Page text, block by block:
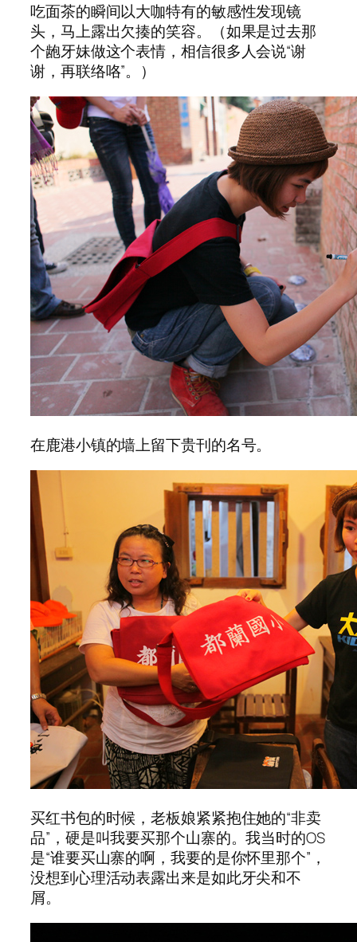
吃面茶的瞬间以大咖特有的敏感性发现镜
头，马上露出欠揍的笑容。（如果是过去那
个龅牙妹做这个表情，相信很多人会说“谢
谢，再联络咯”。）
在鹿港小镇的墙上留下贵刊的名号。
买红书包的时候，老板娘紧紧抱住她的“非卖
品”，硬是叫我要买那个山寨的。我当时的OS
是“谁要买山寨的啊，我要的是你怀里那个”，
没想到心理活动表露出来是如此牙尖和不
屑。